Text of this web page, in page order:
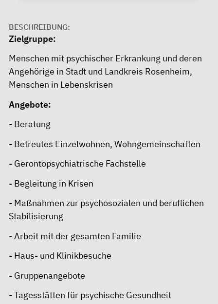
BESCHREIBUNG:
Zielgruppe:
Menschen mit psychischer Erkrankung und deren
Angehörige in Stadt und Landkreis Rosenheim,
Menschen in Lebenskrisen
Angebote:
- Beratung
- Betreutes Einzelwohnen, Wohngemeinschaften
- Gerontopsychiatrische Fachstelle
- Begleitung in Krisen
- Maßnahmen zur psychosozialen und beruflichen
Stabilisierung
- Arbeit mit der gesamten Familie
- Haus- und Klinikbesuche
- Gruppenangebote
- Tagesstätten für psychische Gesundheit